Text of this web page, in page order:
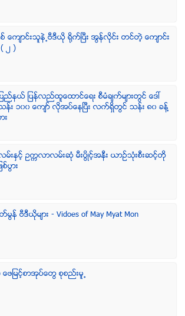
ေက်ာင္းသူနဲ႕ဗီဒီယို ရိုက္ျပီး အြန္လိုင္း တင္တဲ့ ေက်ာင္း
၂ )
ပည္နယ္ ျပန္လည္ထူေထာင္ေရး စီမံခ်က္မ်ားတြင္ ေဒၚ
း ၁၀၀ ေက်ာ္ လုိအပ္ေနၿပီး လက္ရွိတြင္ သန္း ၈၀ ခန္႔
း
မ္းႏွင့္ ဥကၠလာလမ္းဆုံ မီးပြိဳင့္အနီး ယာဥ္သုံးစီးဆင့္တို
ပြား
မြန္ ဗီဒီယုိမ်ား - Vidoes of May Myat Mon
ဖျမင့္စာအုပ္ေတြ စုစည္းမူ႕